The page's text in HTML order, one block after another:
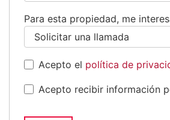
Para esta propiedad, me
Acepto el política de
Acepto recibir información